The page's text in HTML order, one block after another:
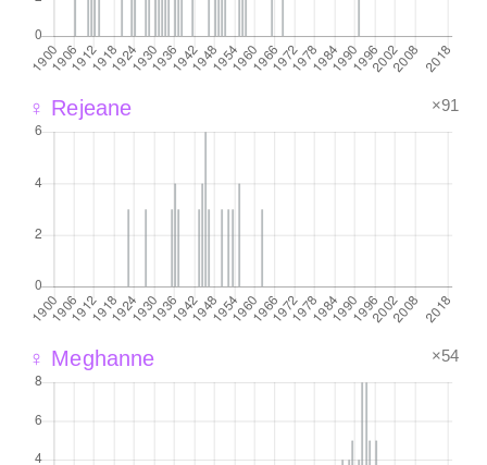
♀ Rejeane ×91
♀ Meghanne ×54